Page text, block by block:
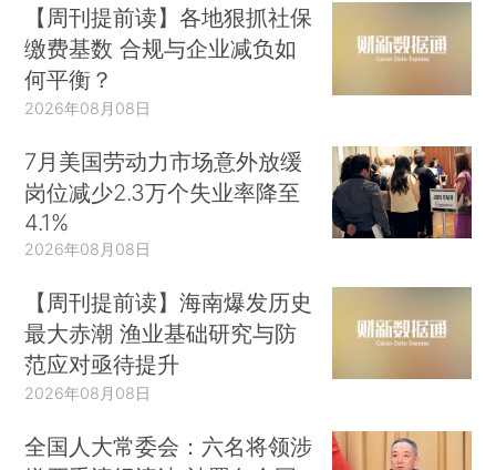
【周刊提前读】各地狠抓社保
缴费基数 合规与企业减负如
何平衡？
2026年08月08日
7月美国劳动力市场意外放缓
岗位减少2.3万个失业率降至
4.1%
2026年08月08日
【周刊提前读】海南爆发历史
最大赤潮 渔业基础研究与防
范应对亟待提升
2026年08月08日
全国人大常委会：六名将领涉